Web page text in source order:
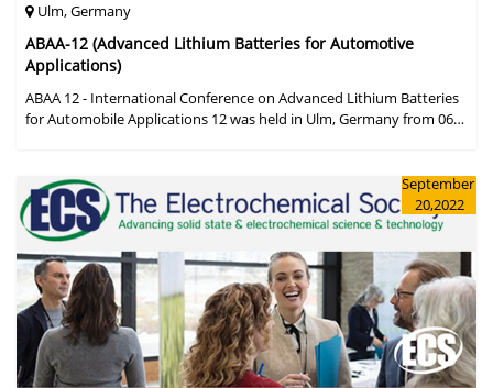
Ulm, Germany
ABAA-12 (Advanced Lithium Batteries for Automotive
Applications)
ABAA 12 - International Conference on Advanced Lithium Batteries
for Automobile Applications 12 was held in Ulm, Germany from 06
September
20,2022